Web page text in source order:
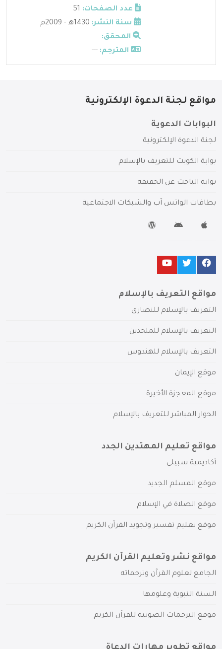
عدد الصفحات:
سنة النشر:
المحقق: ---
المترجم: ---
مواقع لجنة الدعوة الإلكترونية
البوابات الدعوية
لجنة الدعوة الإلكترونية
بوابة الكويت للتعريف بالإسلام
بوابة الباحث عن الحقيقة
بطاقات الواتس آب والشبكات الاجتماعية
مواقع التعريف بالإسلام
التعريف بالإسلام للنصارى
التعريف بالإسلام للملحدين
التعريف بالإسلام للهندوس
موقع الإيمان
موقع المعجزة الأخيرة
الحوار المباشر للتعريف بالإسلام
مواقع تعليم المهتدين الجدد
أكاديمية سبيلي
موقع المسلم الجديد
موقع الصلاة في الإسلام
موقع تعليم تفسير وتجويد القرآن الكريم
مواقع نشر وتعليم القرآن الكريم
الجامع لعلوم القرآن وترجماته
السنة النبوية وعلومها
موقع الترجمات الصوتية للقرآن الكريم